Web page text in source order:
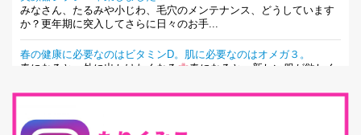
みなさん、たるみや小じわ、毛穴のメンテナンス、どうしています
か？更年期に突入してさらに日々のお手...
春の健康に必要なのはビタミンD。肌に必要なのはオメガ３。
春になると、外に出かけたくなる
春になると、新しい服が欲しく
最近、グラノーラ迷子になっていた私です。が、と〜〜〜っても美